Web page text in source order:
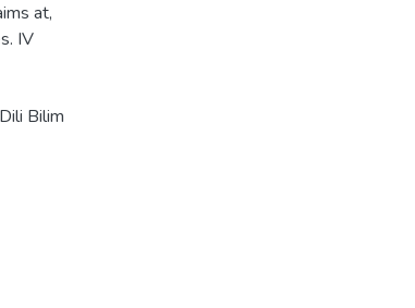
at,
IV
Bilim